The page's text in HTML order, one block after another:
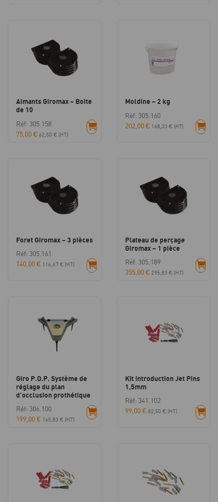
Aimants Giromax – Boite
de 10
Réf: 305.158
75,00€ 62,50 € (HT)
Moldine – 2 kg
Réf: 305.160
202,00€ 168,33 € (HT)
Foret Giromax – 3 pièces
Réf: 305.161
140,00€ 116,67 € (HT)
Plateau de perçage
Giromax – 1 pièce
Réf: 305.189
355,00€ 295,83 € (HT)
Giro P.O.P. Système de
réglage du plan
d’occlusion prothétique
Réf: 306.100
199,00€ 165,83 € (HT)
Kit introduction Jet Pins
1,5mm
Réf: 341.102
99,00€ 82,50 € (HT)